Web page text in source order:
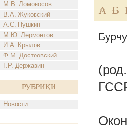
М.В. Ломоносов
В.А. Жуковский
А.С. Пушкин
М.Ю. Лермонтов
И.А. Крылов
Ф.М. Достоевский
Г.Р. Державин
Рубрики
Новости
А Б